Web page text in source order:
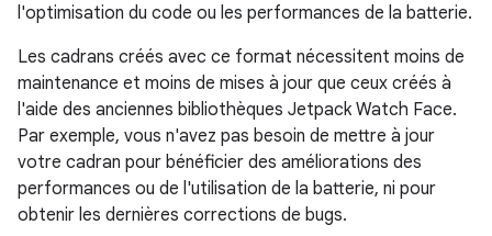
l'optimisation du code ou les performances de la batterie.
Les cadrans créés avec ce format nécessitent moins de
maintenance et moins de mises à jour que ceux créés à
l'aide des anciennes bibliothèques Jetpack Watch Face.
Par exemple, vous n'avez pas besoin de mettre à jour
votre cadran pour bénéficier des améliorations des
performances ou de l'utilisation de la batterie, ni pour
obtenir les dernières corrections de bugs.